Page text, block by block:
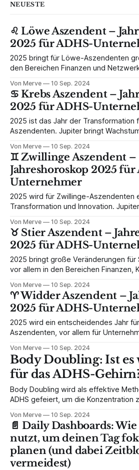
NEUESTE
♌️ Löwe Aszendent –
2025 für ADHS-
2025 bringt für Löwe-Aszendenten
den Bereichen Finanzen und
Haus neue Chancen bringt. Erfahre,
ADHS-Unternehmer optimal nutzen
Von Merve 10 Sep. 2024
♋️ Krebs Aszendent –
2025 für ADHS-
2025 ist das Jahr der Transformation
Aszendenten. Jupiter bringt
neue Strukturen zu schaffen.
Unternehmer diese Chancen nutzen
Von Merve 10 Sep. 2024
♊️ Zwillinge Aszendent –
Jahreshoroskop 2025 für
Unternehmer
2025 wird für Zwillinge-Aszendenten
Transformation und Innovation.
fordert Selbstdisziplin. Erfahre, wie
Unternehmer diese Energien für
kannst!
Von Merve 10 Sep. 2024
♉️ Stier Aszendent –
2025 für ADHS-
2025 bringt große Veränderungen für
vor allem in den Bereichen Finanzen,
Wachstum und Innovation. Erfahre,
Unternehmer dieses Jahr erfolgreich
Von Merve 10 Sep. 2024
♈️ Widder Aszendent –
2025 für ADHS-
2025 wird ein entscheidendes Jahr
Aszendenten, vor allem für
nutzen kannst, um erfolgreich zu sein!
Von Merve 10 Sep. 2024
Body Doubling: Ist
für das ADHS-
Body Doubling wird als effektive
ADHS gefeiert, um die Konzentration
welche Alternativen es gibt.
Von Merve 10 Sep. 2024
📄 Daily Dashboards:
nutzt, um deinen Tag
planen (und dabei
vermeidest)